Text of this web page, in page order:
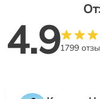
4.91799